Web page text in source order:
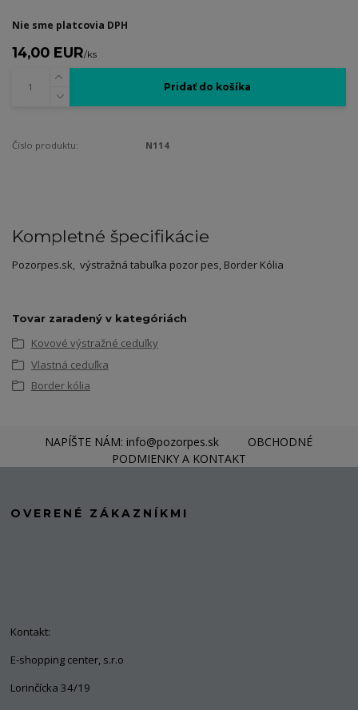
Nie sme platcovia DPH
14,00 EUR/ks
Pridať do košíka
Číslo produktu: N114
Kompletné špecifikácie
Pozorpes.sk, výstražná tabuľka pozor pes, Border Kólia
Tovar zaradený v kategóriách
Kovové výstražné ceduľky
Vlastná ceduľka
Border kólia
NAPÍŠTE NÁM: info@pozorpes.sk
OBCHODNÉ
PODMIENKY A KONTAKT
OVERENÉ ZÁKAZNÍKMI
Kontakt:
E-shopping center, s.r.o
Lorinčícka 34/19